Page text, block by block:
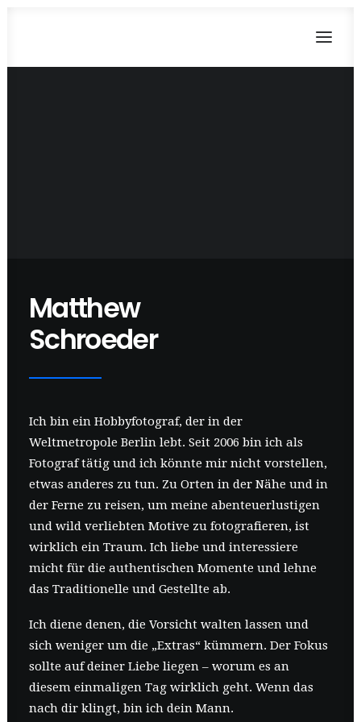
Matthew
Schroeder
Ich bin ein Hobbyfotograf, der in der
Weltmetropole Berlin lebt. Seit 2006 bin ich als
Fotograf tätig und ich könnte mir nicht vorstellen,
etwas anderes zu tun. Zu Orten in der Nähe und in
der Ferne zu reisen, um meine abenteuerlustigen
und wild verliebten Motive zu fotografieren, ist
wirklich ein Traum. Ich liebe und interessiere
micht für die authentischen Momente und lehne
das Traditionelle und Gestellte ab.
Ich diene denen, die Vorsicht walten lassen und
sich weniger um die „Extras“ kümmern. Der Fokus
sollte auf deiner Liebe liegen – worum es an
diesem einmaligen Tag wirklich geht. Wenn das
nach dir klingt, bin ich dein Mann.